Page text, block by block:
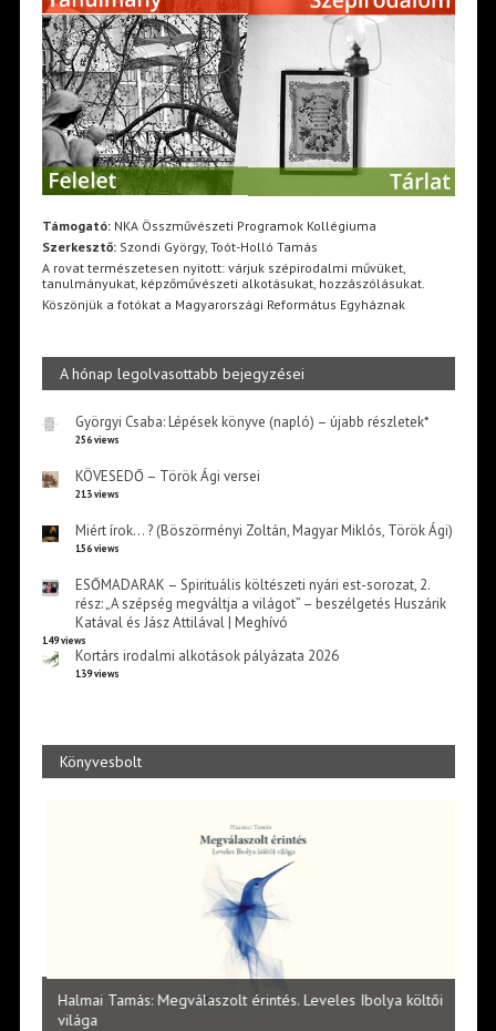
Támogató:NKA Összművészeti Programok Kollégiuma
Szerkesztő:Szondi György, Toót-Holló Tamás
A rovat természetesen nyitott: várjuk szépirodalmi művüket,
tanulmányukat, képzőművészeti alkotásukat, hozzászólásukat.
Köszönjük a fotókat a Magyarországi Református Egyháznak
A hónap legolvasottabb bejegyzései
Györgyi Csaba: Lépések könyve (napló) – újabb részletek*
256 views
KÖVESEDŐ – Török Ági versei
213 views
Miért írok… ? (Böszörményi Zoltán, Magyar Miklós, Török Ági)
156 views
ESŐMADARAK – Spirituális költészeti nyári est-sorozat, 2.
rész: „A szépség megváltja a világot” – beszélgetés Huszárik
Katával és Jász Attilával | Meghívó
149 views
Kortárs irodalmi alkotások pályázata 2026
139 views
Könyvesbolt
Halmai Tamás: Megválaszolt érintés. Leveles Ibolya költői
világa